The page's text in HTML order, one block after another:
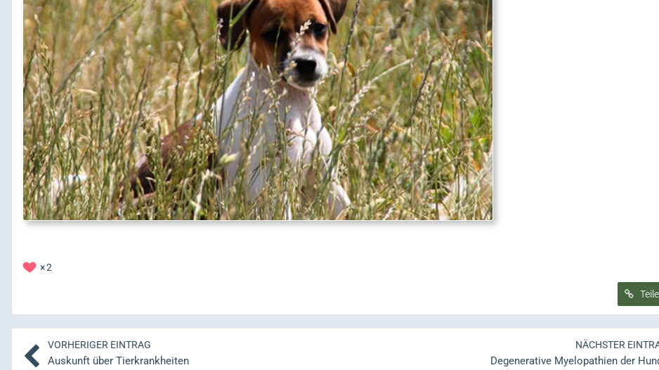
2
VORHERIGER EINTRAG
Auskunft über Tierkrankheiten
NÄCHSTER
Degenerative Myelopathien der